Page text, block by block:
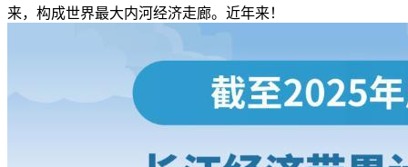
来，构成世界最大内河经济走廊。近年来！